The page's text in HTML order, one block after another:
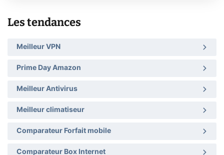
Les tendances
Meilleur VPN
Prime Day Amazon
Meilleur Antivirus
Meilleur climatiseur
Comparateur Forfait mobile
Comparateur Box Internet